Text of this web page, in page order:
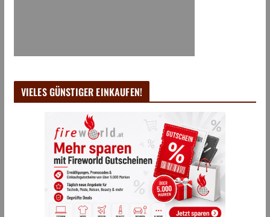
VIELES GÜNSTIGER EINKAUFEN!